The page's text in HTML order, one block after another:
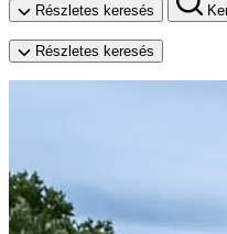
Részletes keresés
Részletes keresés